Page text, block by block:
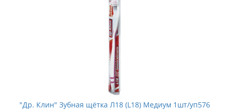
"Др. Клин" Зубная щётка Л18 (L18) Медиум 1шт/уп576